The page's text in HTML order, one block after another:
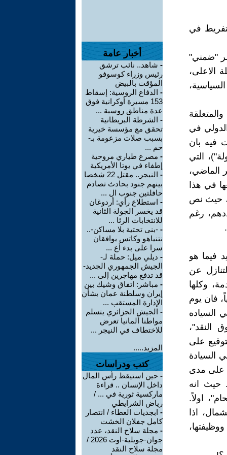
في
"ضمني"
المرحلة الاعلى،
والمتعلقة
في
،(1) والتي كشفت فيه بان
التي
من وضعتها!!. حيث وافقت في 27 اكتوبر الماضي،
في هذا
حيث نص
رغم
فيما هو
عن
وكلها
فان يوم
في السياده
النقد"،
على
مارس 2015، التفريط في السيادة
على مدى
حيث انه
اولاً.
اذا
أخبار عامة
- شاهد.. نائب ترشق
رئيس وزراء كوسوفو
المؤقت بالبيض
- الدفاع الروسية: إسقاط
153 مسيرة أوكرانية فوق
عدة مناطق روسية ...
- الشرطة البريطانية
تحقق مع مؤسسة خيرية
بسبب صلات مزعومة بـ-
حم ...
- مصرع طياري مروحية
إطفاء في يوتا الأمريكية
-
النيجر.. مقتل 22 شخصا
بينهم جنود بحادث تصادم
حافلتين جنوب ال ...
- استطلاع رأي: أردوغان
قد يخسر الجولة الثانية
للانتخابات الرئا ...
- -بنى تحتية بلا مساكن-..
نتنياهو وكاتس يوافقان
سرا على بدء أع ...
- ديلي ميل: حملة لـ-
الجيش الجمهوري الجديد-
قد تدفع مهاجرين إلى ...
- مباشر: اتفاق وشيك بين
إيران وسلطنة عمان بشأن
الإدارة المستقب ...
- الجيش الجزائري يتسلم
مواطنا ألمانيا تعرض
للاختطاف في النيجر ...
المزيد.....
كتب ودراسات
- حين استيقظ رأس المال
داخل الإنسان .. قراءة
ماركسية ثورية في ... /
رياض الشرايطي
- ابجديات العطاء / انتصار
كامل جفلان الخشت
- مجلة سلاح النقد، عدد
جوان-جويلية-اوت 2026 /
مجلة سلاح النقد